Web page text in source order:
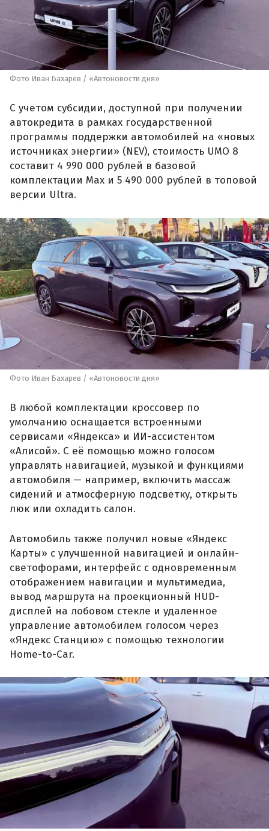
Фото Иван Бахарев / «Автоновости дня»
С учетом субсидии, доступной при получении
автокредита в рамках государственной
программы поддержки автомобилей на «новых
источниках энергии» (NEV), стоимость UMO 8
составит 4 990 000 рублей в базовой
комплектации Max и 5 490 000 рублей в топовой
версии Ultra.
Фото Иван Бахарев / «Автоновости дня»
В любой комплектации кроссовер по
умолчанию оснащается встроенными
сервисами «Яндекса» и ИИ-ассистентом
«Алисой». С её помощью можно голосом
управлять навигацией, музыкой и функциями
автомобиля — например, включить массаж
сидений и атмосферную подсветку, открыть
люк или охладить салон.
Автомобиль также получил новые «Яндекс
Карты» с улучшенной навигацией и онлайн-
светофорами, интерфейс с одновременным
отображением навигации и мультимедиа,
вывод маршрута на проекционный HUD-
дисплей на лобовом стекле и удаленное
управление автомобилем голосом через
«Яндекс Станцию» с помощью технологии
Home-to-Car.